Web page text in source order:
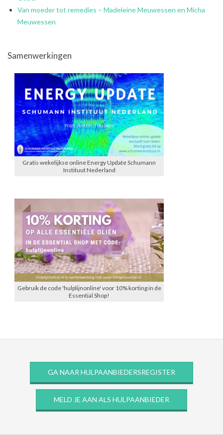
Van moeder tot remedies – Madeleine Meuwessen en Micha
Meuwessen
Samenwerkingen
Gratis wekelijkse online Energy Update Schumann
Instituut Nederland
Gebruik de code 'hulplijnonline' voor 10% korting in de
Essential Shop!
GA NAAR HULPAANBIEDERSREGISTER
MELD JE AAN ALS HULPAANBIEDER